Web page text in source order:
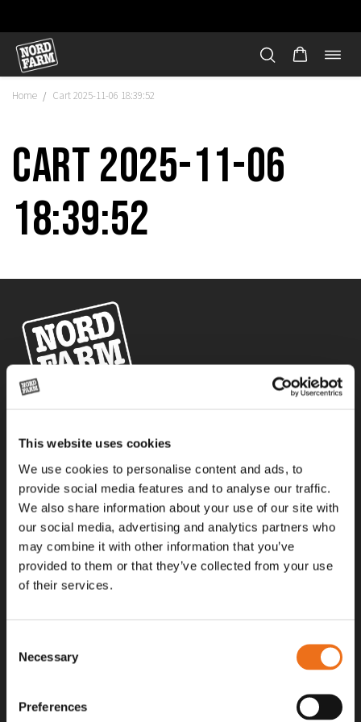
This website uses cookies
We use cookies to personalise content and ads, to
provide social media features and to analyse our traffic.
We also share information about your use of our site with
our social media, advertising and analytics partners who
may combine it with other information that you’ve
provided to them or that they’ve collected from your use
of their services.
Selection
Necessary
Preferences
Hoppa
innehåll
Home / Cart 2025-11-06 18:39:52
Cart 2025-11-06
18:39:52
gäller inte vid köp av enskild produkt, till exempel
reservdel. Kontakta din lokala återförsäljare för aktuella priser.
Surgatan 12, 602 28
Norrköping, Sweden
+46 (0)11 – 19 70 40
marknad@nordfarm.se